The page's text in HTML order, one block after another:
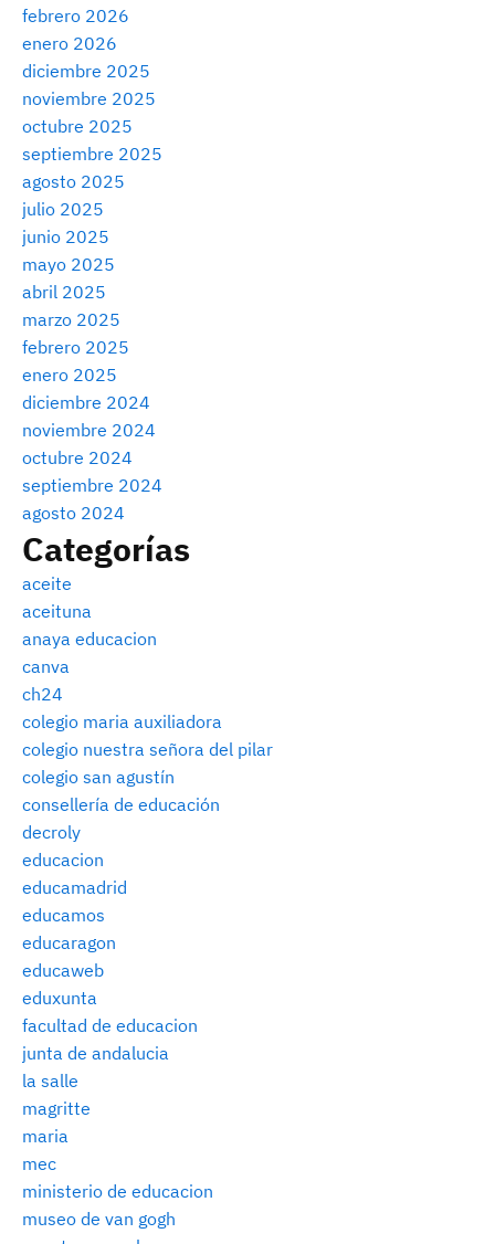
febrero 2026
enero 2026
diciembre 2025
noviembre 2025
octubre 2025
septiembre 2025
agosto 2025
julio 2025
junio 2025
mayo 2025
abril 2025
marzo 2025
febrero 2025
enero 2025
diciembre 2024
noviembre 2024
octubre 2024
septiembre 2024
agosto 2024
Categorías
aceite
aceituna
anaya educacion
canva
ch24
colegio maria auxiliadora
colegio nuestra señora del pilar
colegio san agustín
consellería de educación
decroly
educacion
educamadrid
educamos
educaragon
educaweb
eduxunta
facultad de educacion
junta de andalucia
la salle
magritte
maria
mec
ministerio de educacion
museo de van gogh